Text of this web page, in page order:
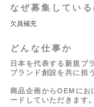
なぜ募集してい
欠員補充
どんな仕事か
日本を代表する新規ブ
ブランド創設を共に担
商品企画からOEMにお
ードしていただきます。